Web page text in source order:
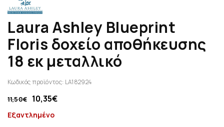
Laura Ashley Blueprint
Floris δοχείο αποθήκευσης
18 εκ μεταλλικό
Κωδικός προϊόντος: LA182924
11,50€ 10,35€
Εξαντλημένο